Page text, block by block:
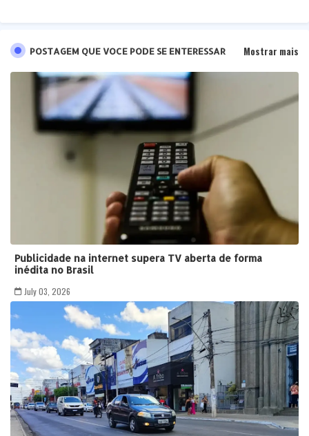
POSTAGEM QUE VOCE PODE SE ENTERESSAR Mostrar mais
Publicidade na internet supera TV aberta de forma
inédita no Brasil
July 03, 2026